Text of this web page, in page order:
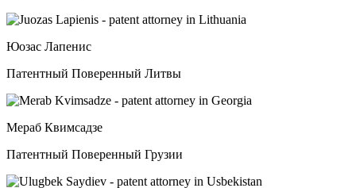
Юозас Лапенис
Патентный Поверенный Литвы
Мераб Квимсадзе
Патентный Поверенный Грузии